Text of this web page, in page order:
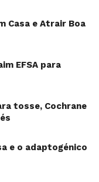
Casa e Atrair Boa
EFSA para
tosse, Cochrane
e o adaptogénico